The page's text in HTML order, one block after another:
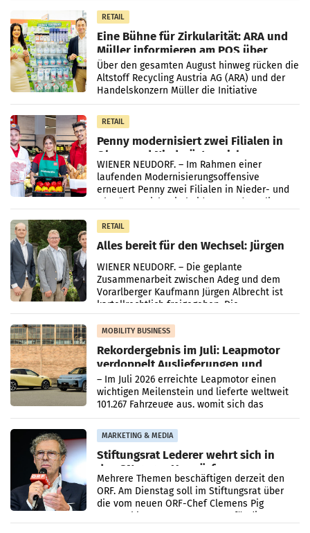
RETAIL
Eine Bühne für Zirkularität: ARA und
Müller informieren am POS über
Kreislauffähigkeit
Über den gesamten August hinweg rücken die
Altstoff Recycling Austria AG (ARA) und der
Handelskonzern Müller die Initiative
„Kreislauf-Helden“ in allen österreichischen
Müller-Filialen
RETAIL
Penny modernisiert zwei Filialen in
Ober- und Niederösterreich
WIENER NEUDORF. – Im Rahmen einer
laufenden Modernisierungsoffensive
erneuert Penny zwei Filialen in Nieder- und
Oberösterreich. Die beiden Standorte liegen
RETAIL
Alles bereit für den Wechsel: Jürgen
Albrecht setzt ab 1.1.2027 auf Adeg
WIENER NEUDORF. – Die geplante
Zusammenarbeit zwischen Adeg und dem
Vorarlberger Kaufmann Jürgen Albrecht ist
kartellrechtlich freigegeben: Die
Bundeswettbewerbsbehörde und der
Bundeskartellanwalt
MOBILITY BUSINESS
Rekordergebnis im Juli: Leapmotor
verdoppelt Auslieferungen und
überschreitet die 100.000er-Marke
– Im Juli 2026 erreichte Leapmotor einen
wichtigen Meilenstein und lieferte weltweit
101.267 Fahrzeuge aus, womit sich das
Ergebnis gegenüber Juli 2025 mehr als
verdoppelte (+102
MARKETING & MEDIA
Stiftungsrat Lederer wehrt sich in
den SN gegen Vorwürfe
Mehrere Themen beschäftigen derzeit den
ORF. Am Dienstag soll im Stiftungsrat über
die vom neuen ORF-Chef Clemens Pig
vorgeschlagenen Besetzungen für die